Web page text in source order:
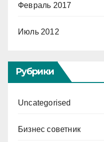
Февраль 2017
Июль 2012
Рубрики
Uncategorised
Бизнес советник